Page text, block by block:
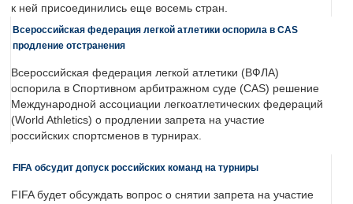
к ней присоединились еще восемь стран.
Всероссийская федерация легкой атлетики оспорила в CAS
продление отстранения
Всероссийская федерация легкой атлетики (ВФЛА)
оспорила в Спортивном арбитражном суде (CAS) решение
Международной ассоциации легкоатлетических федераций
(World Athletics) о продлении запрета на участие
российских спортсменов в турнирах.
FIFA обсудит допуск российских команд на турниры
FIFA будет обсуждать вопрос о снятии запрета на участие